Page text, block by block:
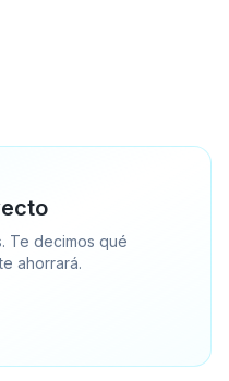
Te decimos qué
ahorrará.